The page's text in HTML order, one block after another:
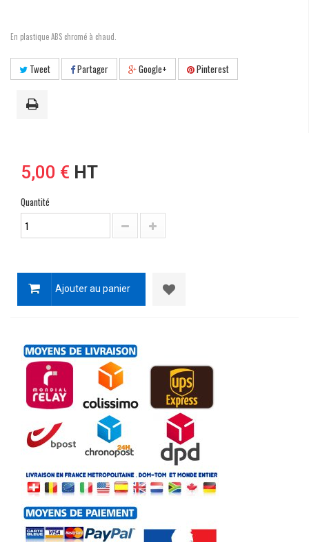
En plastique ABS chromé à chaud.
Tweet Partager Google+ Pinterest
5,00 € HT
Quantité
Ajouter au panier